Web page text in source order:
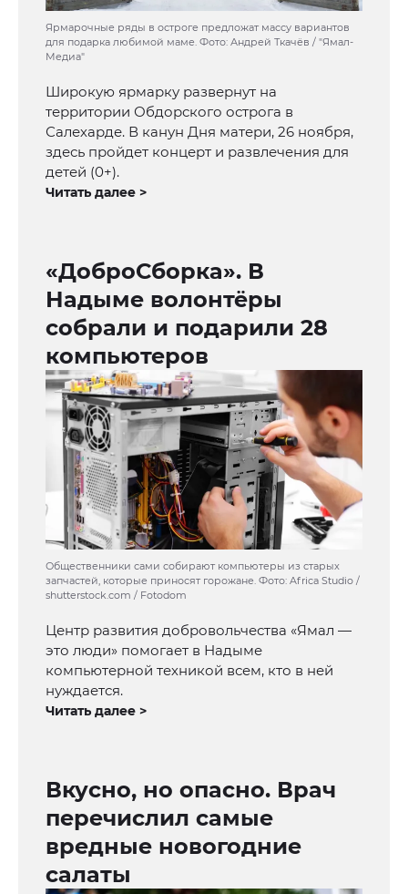
Ярмарочные ряды в остроге предложат массу вариантов
для подарка любимой маме. Фото: Андрей Ткачёв / "Ямал-
Медиа"
Широкую ярмарку развернут на
территории Обдорского острога в
Салехарде. В канун Дня матери, 26 ноября,
здесь пройдет концерт и развлечения для
детей (0+).
Читать далее >
«ДоброСборка». В
Надыме волонтёры
собрали и подарили 28
компьютеров
Общественники сами собирают компьютеры из старых
запчастей, которые приносят горожане. Фото: Africa Studio /
shutterstock.com / Fotodom
Центр развития добровольчества «Ямал —
это люди» помогает в Надыме
компьютерной техникой всем, кто в ней
нуждается.
Читать далее >
Вкусно, но опасно. Врач
перечислил самые
вредные новогодние
салаты